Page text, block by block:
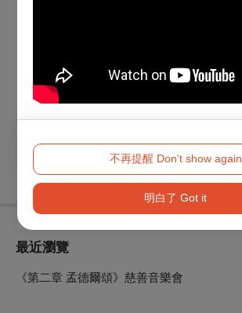
不再提醒 Don't show again
明白了 Got it
國光劇團2026《永恆
時尚：小雪》演出
交響最金曲
最近瀏覽
《第二章 孟德爾頌》慈善音樂會